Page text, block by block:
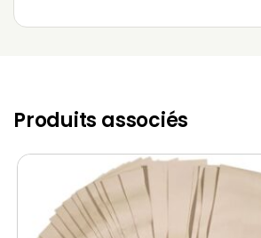
BIRUM
BIRUM BR646E
Produits associés